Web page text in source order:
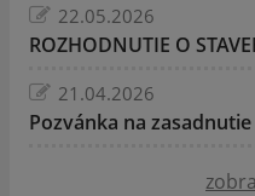
22.05.2026
ROZHODNUTIE O
21.04.2026
Pozvánka na zasadnutie